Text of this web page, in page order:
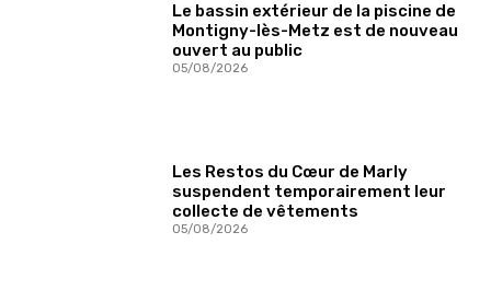
Le bassin extérieur de la piscine de
Montigny-lès-Metz est de nouveau
ouvert au public
05/08/2026
Les Restos du Cœur de Marly
suspendent temporairement leur
collecte de vêtements
05/08/2026